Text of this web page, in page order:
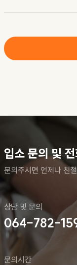
입소 문의 및
문의주시면 언제나 친
상담 및 문의
064-782-
문의시간